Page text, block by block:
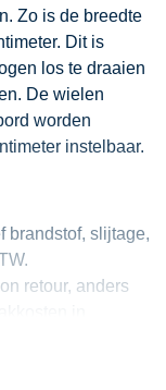
Zo is de breedte
Dit is
los te draaien
De wielen
worden
instelbaar.
brandstof, slijtage,
retour, anders